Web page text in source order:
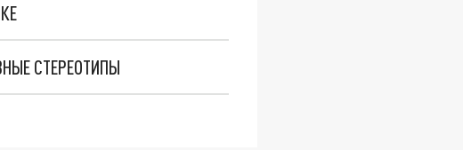
СТЕРЕОТИПЫ